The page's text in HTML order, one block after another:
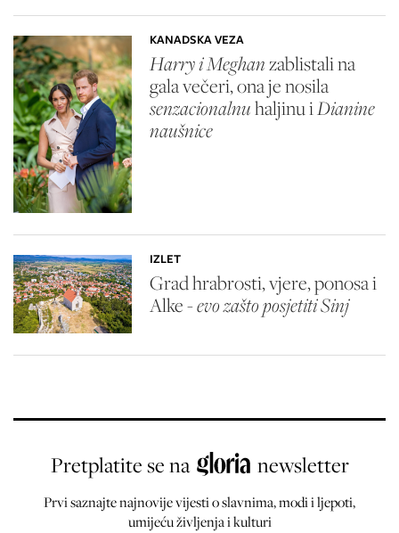
KANADSKA VEZA
Harry i Meghanzablistali na
gala večeri, ona je nosila
senzacionalnuhaljinu iDianine
naušnice
IZLET
Grad hrabrosti, vjere, ponosa i
Alke -evo zašto posjetiti Sinj
Pretplatite se na newsletter
Prvi saznajte najnovije vijesti o slavnima, modi i ljepoti,
umijeću življenja i kulturi